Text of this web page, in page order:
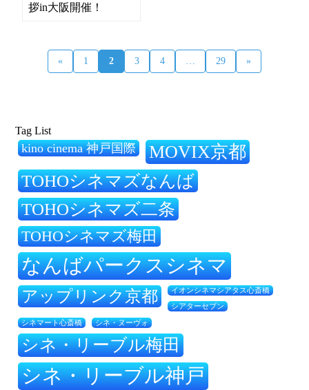
拶in大阪開催！
« 1 2 3 4 … 29 »
Tag List
kino cinema 神戸国際 MOVIX京都
TOHOシネマズなんば
TOHOシネマズ二条
TOHOシネマズ梅田
なんばパークスシネマ
アップリンク京都 イオンシネマシアタス心斎橋
シアターセブン
シネマート心斎橋 シネ・ヌーヴォ
シネ・リーブル梅田
シネ・リーブル神戸